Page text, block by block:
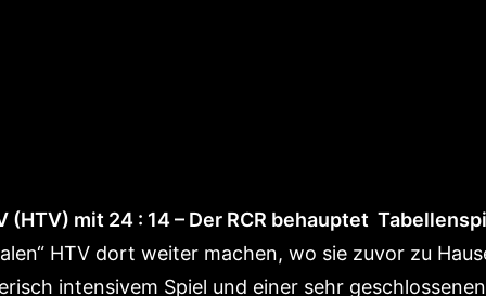
mit 24 : 14 – Der RCR behauptet
HTV dort weiter machen, wo sie zuvor zu
intensivem Spiel und einer sehr